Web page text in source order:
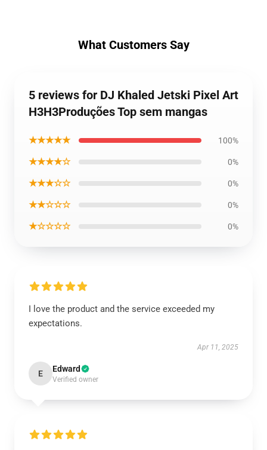
What Customers Say
5 reviews for DJ Khaled Jetski Pixel Art
H3H3Produções Top sem mangas
★★★★★ 100%
★★★★☆ 0%
★★★☆☆ 0%
★★☆☆☆ 0%
★☆☆☆☆ 0%
I love the product and the service exceeded my
expectations.
Apr 11, 2025
E Edward
Verified owner